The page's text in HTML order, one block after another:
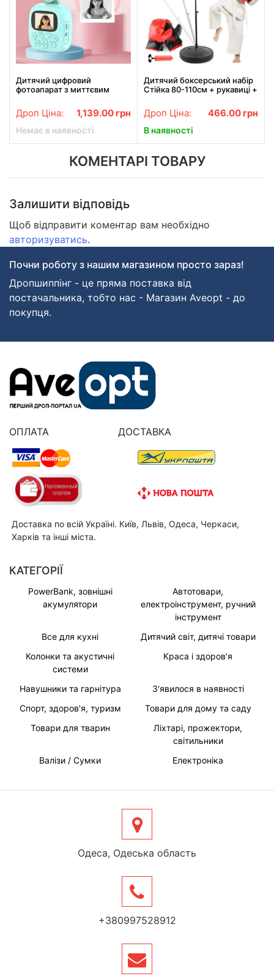
Дитячий цифровий
фотоапарат з миттєвим
принтером для фото та
відео A19
Дроп Ціна: 1,139.00 грн
Немає в наявності
Дитячий боксерський набір
Стійка 80-110см + рукавиці +
стійці / Груша для боксу
Дроп Ціна: 466.00 грн
В наявності
КОМЕНТАРІ ТОВАРУ
Залишити відповідь
Щоб відправити коментар вам необхідно
авторизуватись.
Почни роботу з нашим магазином просто зараз!
Дропшиппінг - це пряма поставка від
постачальника, тобто нас - Магазин Aveopt - до
покупця.
ОПЛАТА ДОСТАВКА
Доставка по всій Україні. Київ, Львів, Одеса, Черкаси,
Харків та інші міста.
КАТЕГОРІЇ
PowerBank, зовнішні
акумулятори
Автотовари,
електроінструмент, ручний
інструмент
Все для кухні
Дитячий світ, дитячі товари
Колонки та акустичні
системи
Краса і здоров'я
Навушники та гарнітура
З'явилося в наявності
Спорт, здоров'я, туризм
Товари для дому та саду
Товари для тварин
Ліхтарі, прожектори,
світильники
Валізи / Сумки
Електроніка
Одеса, Одеська область
+380997528912